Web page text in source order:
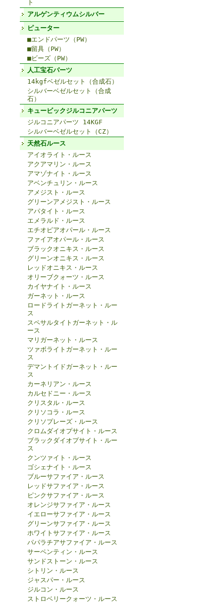
ト
アルゲンティウムシルバー
ピューター
■エンドパーツ（PW）
■留具（PW）
■ビーズ（PW）
人工宝石パーツ
14kgfベゼルセット（合成石）
シルバーベゼルセット（合成
石）
キュービックジルコニアパーツ
ジルコニアパーツ 14KGF
シルバーベゼルセット（CZ）
天然石ルース
アイオライト・ルース
アクアマリン・ルース
アマゾナイト・ルース
アベンチュリン・ルース
アメジスト・ルース
グリーンアメジスト・ルース
アパタイト・ルース
エメラルド・ルース
エチオピアオパール・ルース
ファイアオパール・ルース
ブラックオニキス・ルース
グリーンオニキス・ルース
レッドオニキス・ルース
オリーブクォーツ・ルース
カイヤナイト・ルース
ガーネット・ルース
ロードライトガーネット・ルー
ス
スペサルタイトガーネット・ル
ース
マリガーネット・ルース
ツァボライトガーネット・ルー
ス
デマントイドガーネット・ルー
ス
カーネリアン・ルース
カルセドニー・ルース
クリスタル・ルース
クリソコラ・ルース
クリソプレーズ・ルース
クロムダイオプサイト・ルース
ブラックダイオプサイト・ルー
ス
クンツァイト・ルース
ゴシェナイト・ルース
ブルーサファイア・ルース
レッドサファイア・ルース
ピンクサファイア・ルース
オレンジサファイア・ルース
イエローサファイア・ルース
グリーンサファイア・ルース
ホワイトサファイア・ルース
パパラチアサファイア・ルース
サーペンティン・ルース
サンドストーン・ルース
シトリン・ルース
ジャスパー・ルース
ジルコン・ルース
ストロベリークォーツ・ルース